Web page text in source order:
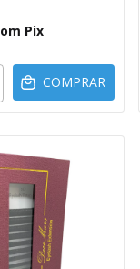
Pix
COMPRAR